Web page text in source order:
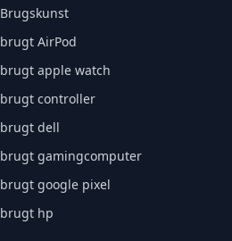
Brugskunst
brugt AirPod
brugt apple watch
brugt controller
brugt dell
brugt gamingcomputer
brugt google pixel
brugt hp